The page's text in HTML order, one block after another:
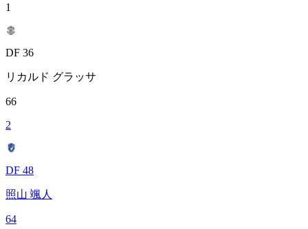
1
DF 36
リカルド グラッサ
66
2
DF 48
照山 颯人
64